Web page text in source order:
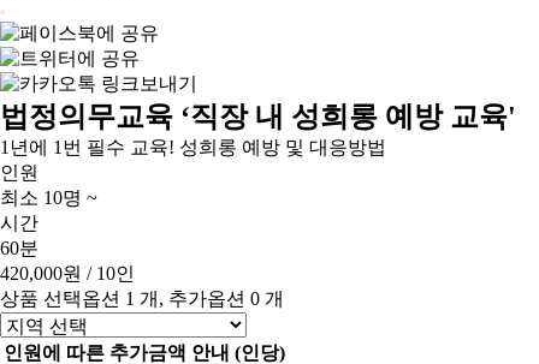
법정의무교육 ‘직장 내 성희롱 예방 교육'
1년에 1번 필수 교육! 성희롱 예방 및 대응방법
인원
최소 10명 ~
시간
60분
420,000원 / 10인
상품 선택옵션 1 개, 추가옵션 0 개
인원에 따른 추가금액 안내 (인당)